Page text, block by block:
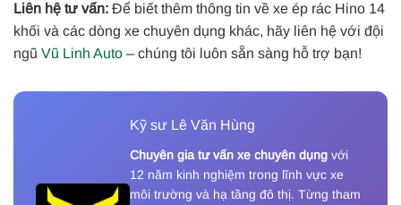
Liên hệ tư vấn: Để biết thêm thông tin về xe ép rác Hino 14
khối và các dòng xe chuyên dụng khác, hãy liên hệ với đội
ngũ Vũ Linh Auto – chúng tôi luôn sẵn sàng hỗ trợ bạn!
Kỹ sư Lê Văn Hùng
Chuyên gia tư vấn xe chuyên dụng với
12 năm kinh nghiệm trong lĩnh vực xe
môi trường và hạ tầng đô thị. Từng tham